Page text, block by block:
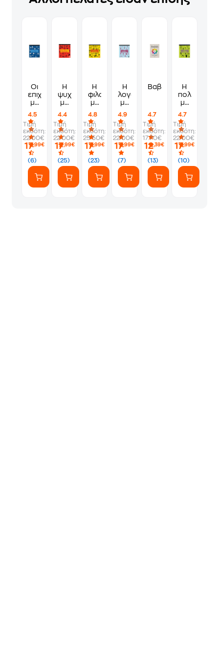
Οι
επιχειρήσεις
με
λόγια
4.5
(6)
Τιμή
εκδότη:
22.00€
17,99€
Η
ψυχολογία
με
λόγια
4.4
(25)
Τιμή
εκδότη:
22.00€
17,99€
Η
φιλοσοφία
με
λόγια
4.8
(23)
Τιμή
εκδότη:
25.50€
17,99€
Η
λογοτεχνία
με
λόγια
4.9
(7)
Τιμή
εκδότη:
22.00€
17,99€
Βαβέλ
4.7
(13)
Τιμή
εκδότη:
17.70€
12,39€
Η
πολιτική
με
λόγια
4.7
(10)
Τιμή
εκδότη:
22.00€
17,99€